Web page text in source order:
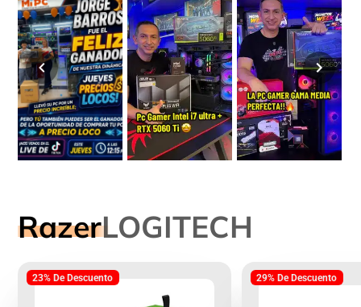
RazerLOGITECH
23% De Descuento 29% De Descuento